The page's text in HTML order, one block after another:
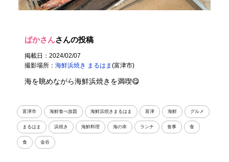
ぱかさんさんの投稿
掲載日：2024/02/07
撮影場所：海鮮浜焼き まるはま(富津市)
海を眺めながら海鮮浜焼きを満喫😋
富津市 海鮮食べ放題 海鮮浜焼きまるはま 富津 海鮮 グルメ
まるはま 浜焼き 海鮮料理 海の幸 ランチ 食事 食
食 金谷